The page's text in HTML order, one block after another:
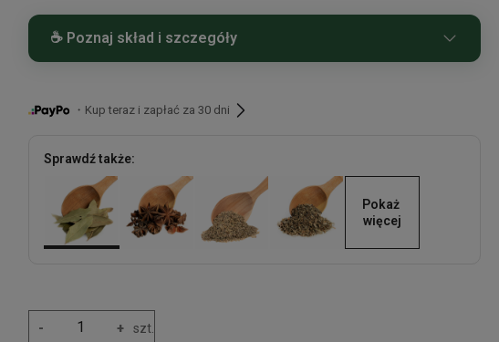
☕ Poznaj skład i szczegóły
Możliwa obecność:glutenu, orzeszków ziemnych, soi, orzechów,
・Kup teraz i zapłać za 30 dni
Sprawdź także:
Pokaż
więcej
+
- szt.